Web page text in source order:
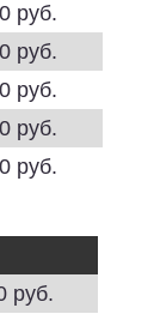
руб.
руб.
руб.
руб.
руб.
руб.